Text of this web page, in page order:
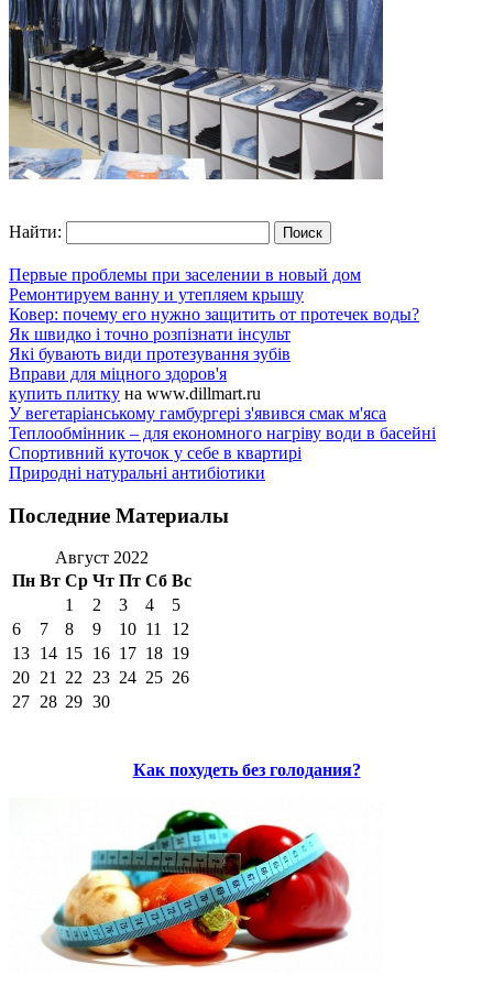
Найти:
Первые проблемы при заселении в новый дом
Ремонтируем ванну и утепляем крышу
Ковер: почему его нужно защитить от протечек воды?
Як швидко і точно розпізнати інсульт
Які бувають види протезування зубів
Вправи для міцного здоров'я
купить плитку на www.dillmart.ru
У вегетаріанському гамбургері з'явився смак м'яса
Теплообмінник – для економного нагріву води в басейні
Спортивний куточок у себе в квартирі
Природні натуральні антибіотики
Последние Материалы
Август 2022
Пн Вт Ср Чт Пт Сб Вс
1
2 3 4
5
6
7 8 9 10 11
12
13 14 15 16 17 18 19
20 21 22 23 24 25 26
27 28 29 30
Как похудеть без голодания?